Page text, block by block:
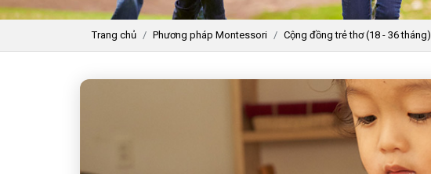
Trang chủ Phương pháp Montessori Cộng đồng trẻ thơ (18 - 36 tháng)